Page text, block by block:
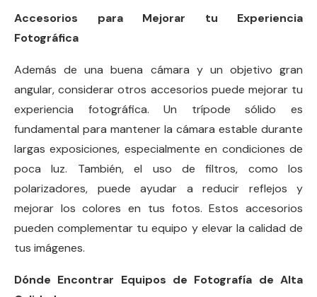
Accesorios para Mejorar tu Experiencia
Fotográfica
Además de una buena cámara y un objetivo gran
angular, considerar otros accesorios puede mejorar tu
experiencia fotográfica. Un trípode sólido es
fundamental para mantener la cámara estable durante
largas exposiciones, especialmente en condiciones de
poca luz. También, el uso de filtros, como los
polarizadores, puede ayudar a reducir reflejos y
mejorar los colores en tus fotos. Estos accesorios
pueden complementar tu equipo y elevar la calidad de
tus imágenes.
Dónde Encontrar Equipos de Fotografía de Alta